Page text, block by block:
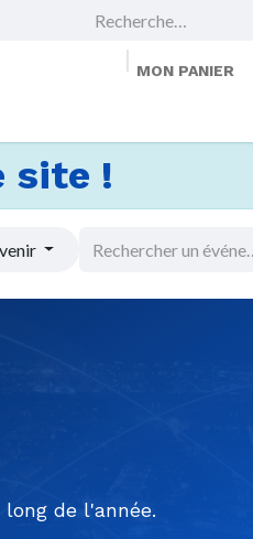
MON PANIER
site !
de l'année.